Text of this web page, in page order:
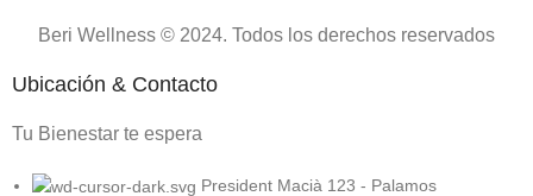
Beri Wellness © 2024. Todos los derechos reservados
Ubicación & Contacto
Tu Bienestar te espera
President Macià 123 - Palamos